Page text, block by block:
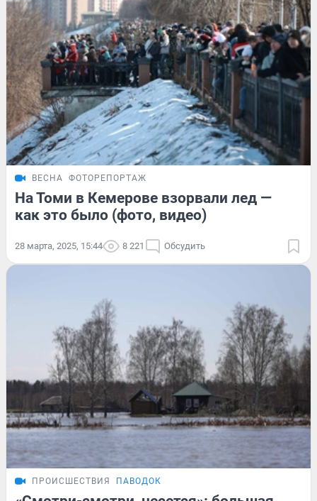
ВЕСНА ФОТОРЕПОРТАЖ
На Томи в Кемерове взорвали лед —
как это было (фото, видео)
28 марта, 2025, 15:44 8 221 Обсудить
ПРОИСШЕСТВИЯ ПАВОДОК